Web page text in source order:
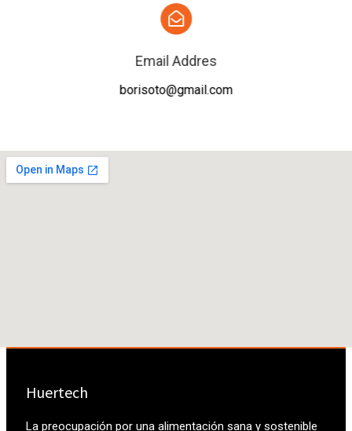
Email Addres
borisoto@gmail.com
Huertech
La preocupación por una alimentación sana y sostenible